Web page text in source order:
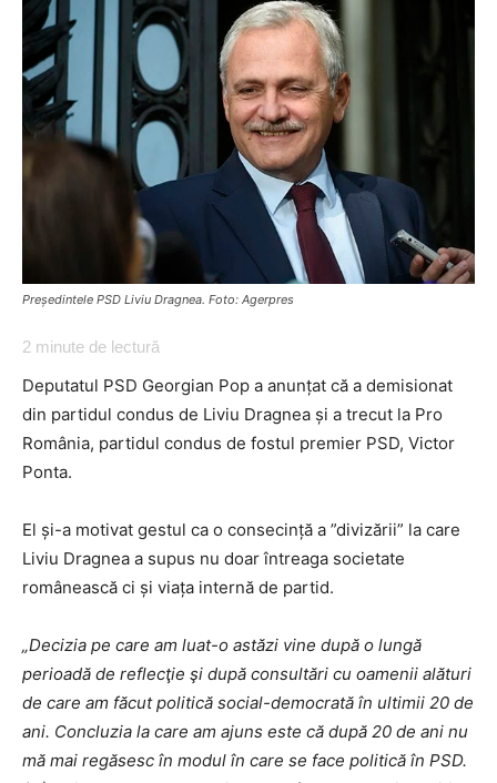
Președintele PSD Liviu Dragnea. Foto: Agerpres
2 minute de lectură
Deputatul PSD Georgian Pop a anunțat că a demisionat
din partidul condus de Liviu Dragnea și a trecut la Pro
România, partidul condus de fostul premier PSD, Victor
Ponta.
El și-a motivat gestul ca o consecință a ”divizării” la care
Liviu Dragnea a supus nu doar întreaga societate
românească ci și viața internă de partid.
„Decizia pe care am luat-o astăzi vine după o lungă
perioadă de reflecţie şi după consultări cu oamenii alături
de care am făcut politică social-democrată în ultimii 20 de
ani. Concluzia la care am ajuns este că după 20 de ani nu
mă mai regăsesc în modul în care se face politică în PSD.